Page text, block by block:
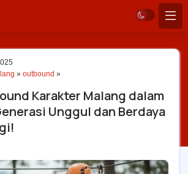
» outbound »
Karakter Malang dalam
Unggul dan Berdaya